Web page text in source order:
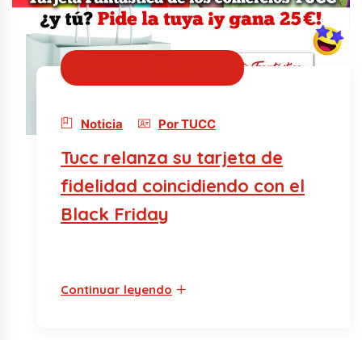
Noticia Por TUCC
Tucc relanza su tarjeta de
fidelidad coincidiendo con el
Black Friday
Continuar leyendo